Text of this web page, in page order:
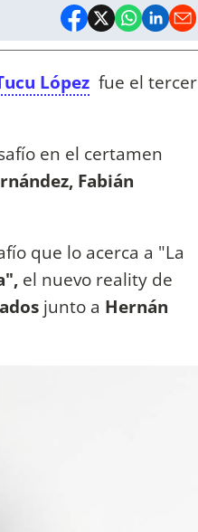
López fue el tercer
en el certamen
Fabián
que lo acerca a "La
el nuevo reality de
junto a Hernán